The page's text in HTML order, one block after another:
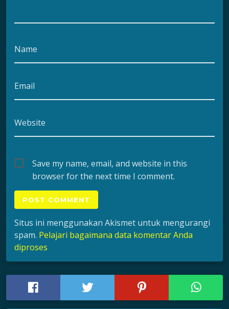
Name
Email
Website
Save my name, email, and website in this
browser for the next time I comment.
Situs ini menggunakan Akismet untuk mengurangi
spam. Pelajari bagaimana data komentar Anda
diproses